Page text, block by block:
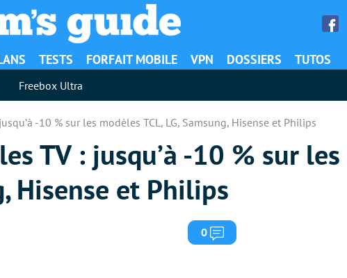
TESTS FORFAIT MOBILE VPN DOSSIERS TUTOS
Freebox Ultra
-10 % sur les modèles TCL, LG, Samsung, Hisense et Philips
TV : jusqu’à -10 % sur les
Hisense et Philips
0 Commentaires